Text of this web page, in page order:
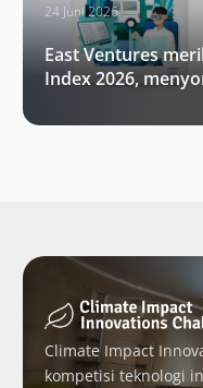
24 Juni 2026
East Ventures
Index 2026,
Climate Impact
kompetisi teknologi